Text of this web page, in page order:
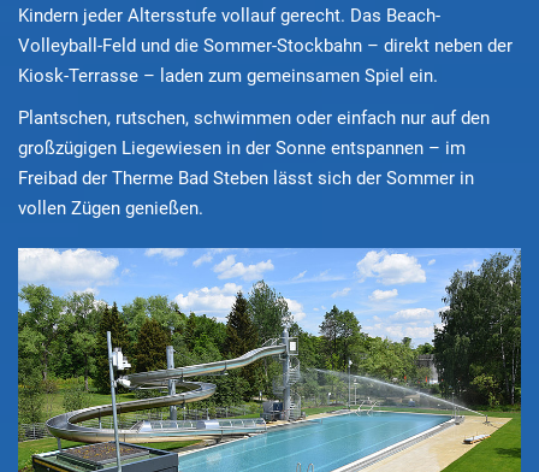
Kindern jeder Altersstufe vollauf gerecht. Das Beach-
Volleyball-Feld und die Sommer-Stockbahn – direkt neben der
Kiosk-Terrasse – laden zum gemeinsamen Spiel ein.
Plantschen, rutschen, schwimmen oder einfach nur auf den
großzügigen Liegewiesen in der Sonne entspannen – im
Freibad der Therme Bad Steben lässt sich der Sommer in
vollen Zügen genießen.